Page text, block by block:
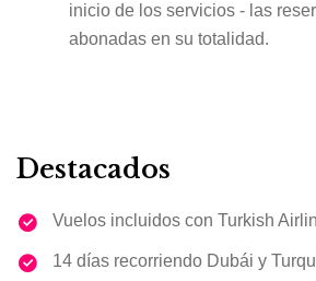
inicio de los servicios - las
abonadas en su totalidad.
Destacados
Vuelos incluidos con Turkish
14 días recorriendo Dubái y